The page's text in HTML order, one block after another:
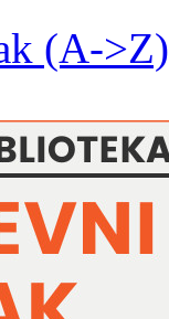
(A->Z)